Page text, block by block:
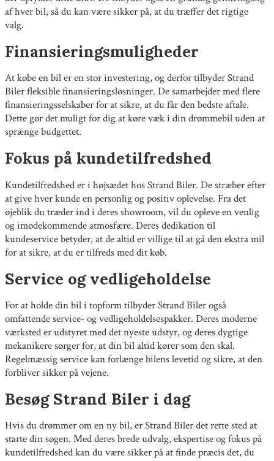
af hver bil, så du kan være sikker på, at du træffer det rigtige
valg.
Finansieringsmuligheder
At købe en bil er en stor investering, og derfor tilbyder Strand
Biler fleksible finansieringsløsninger. De samarbejder med flere
finansieringsselskaber for at sikre, at du får den bedste aftale.
Dette gør det muligt for dig at køre væk i din drømmebil uden at
sprænge budgettet.
Fokus på kundetilfredshed
Kundetilfredshed er i højsædet hos Strand Biler. De stræber efter
at give hver kunde en personlig og positiv oplevelse. Fra det
øjeblik du træder ind i deres showroom, vil du opleve en venlig
og imødekommende atmosfære. Deres dedikation til
kundeservice betyder, at de altid er villige til at gå den ekstra mil
for at sikre, at du er tilfreds med dit køb.
Service og vedligeholdelse
For at holde din bil i topform tilbyder Strand Biler også
omfattende service- og vedligeholdelsespakker. Deres moderne
værksted er udstyret med det nyeste udstyr, og deres dygtige
mekanikere sørger for, at din bil altid kører som den skal.
Regelmæssig service kan forlænge bilens levetid og sikre, at den
forbliver sikker på vejene.
Besøg Strand Biler i dag
Hvis du drømmer om en ny bil, er Strand Biler det rette sted at
starte din søgen. Med deres brede udvalg, ekspertise og fokus på
kundetilfredshed kan du være sikker på at finde præcis det, du